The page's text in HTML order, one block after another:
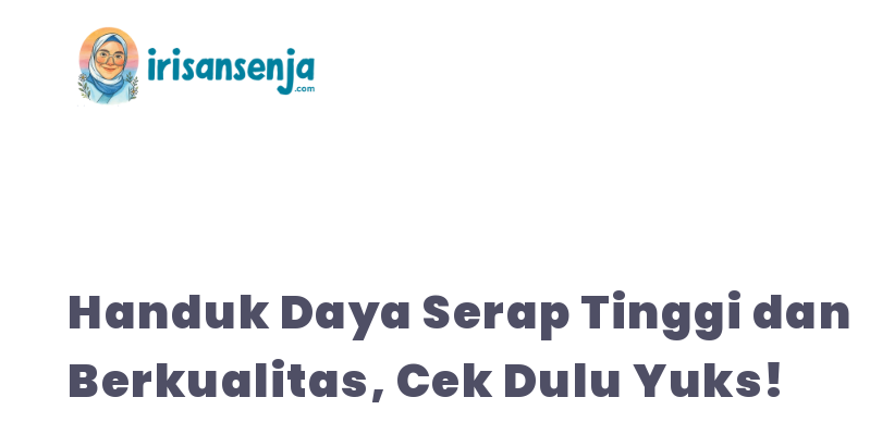
Handuk Daya Serap Tinggi dan
Berkualitas, Cek Dulu Yuks!